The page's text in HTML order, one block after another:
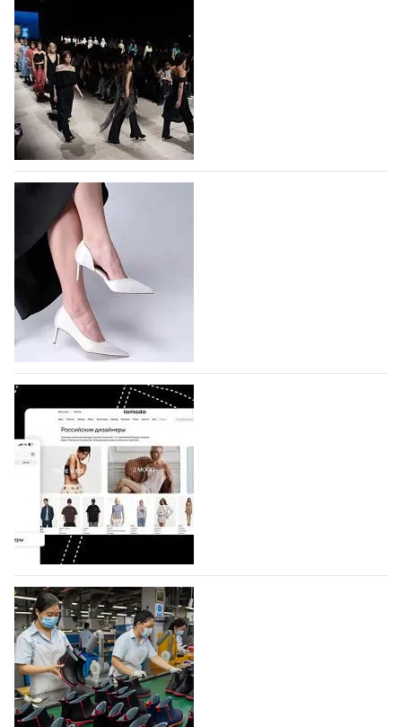
На участие в Московской неделе моды
подано 1047 заявок
На участие в седьмой Московской неделе моды,
которая пройдет в российской столице с 26 сентября
по 1 октября, уже подано 1047 заявок. Примерно
половину из них (494) прислали дизайнеры,
коллекции которых не были представлены в…
07.08.2026 84
BALLINA представит свои новинки на Euro
Shoes
Компания BALLINA Guangzhou Lihuang Footwear
Co., Ltd., основанная в 2011 году и расположенная в
Гуанчжоу, столице моды Китая, является
профессиональной обувной компанией,
объединяющей разработку, производство и…
07.08.2026 102
На платформе Lamoda - новый раздел и
условия продвижения локальных
дизайнерских марок
Российский маркетплейс Lamoda решил обновить
раздел для продажи продукции локальных